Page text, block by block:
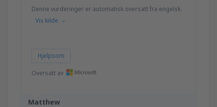
Matthew
Denne vurderinger er automatisk oversatt fra engelsk.
Vis kilde
Hjelpsom
Oversatt av